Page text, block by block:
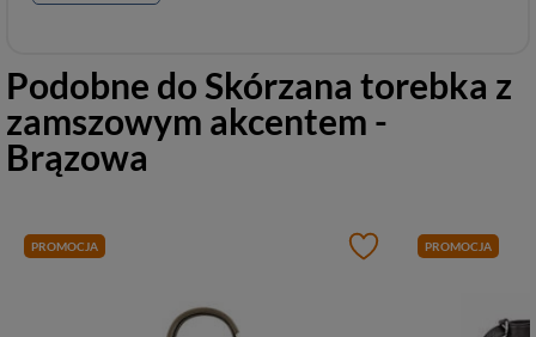
Podobne doSkórzana torebka z
zamszowym akcentem -
Brązowa
PROMOCJA PROMOCJA